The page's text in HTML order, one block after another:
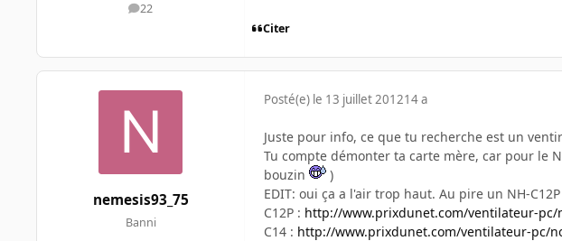
22
messages
Citer
nemesis93_75
Banni
Posté(e) le 13 juillet 201214 a
Juste pour info, ce que tu recherche est un
Tu compte démonter ta carte mère, car pour le
bouzin
)
EDIT: oui ça a l'air trop haut. Au pire un NH-C12P
C12P : http://www.prixdunet.com/ventilateur-pc/
C14 : http://www.prixdunet.com/ventilateur-pc/